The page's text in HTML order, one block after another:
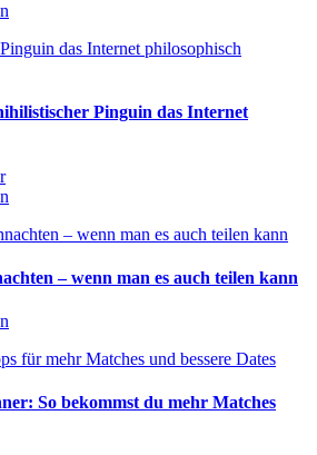
Pinguin das Internet
– wenn man es auch teilen kann
So bekommst du mehr Matches